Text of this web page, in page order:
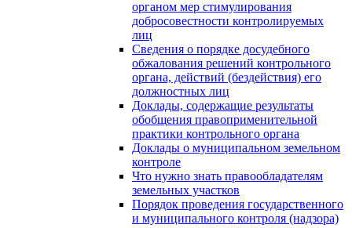
органом мер стимулирования
добросовестности контролируемых
лиц
Сведения о порядке досудебного
обжалования решений контрольного
органа, действий (бездействия) его
должностных лиц
Доклады, содержащие результаты
обобщения правоприменительной
практики контрольного органа
Доклады о муниципальном земельном
контроле
Что нужно знать правообладателям
земельных участков
Порядок проведения государственного
и муниципального контроля (надзора)